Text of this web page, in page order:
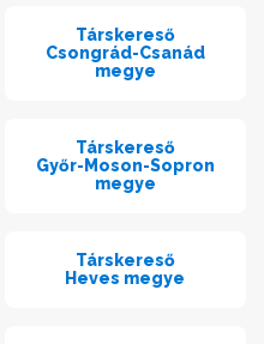
Társkereső
Csongrád-Csanád
megye
Társkereső
Győr-Moson-Sopron
megye
Társkereső
Heves megye